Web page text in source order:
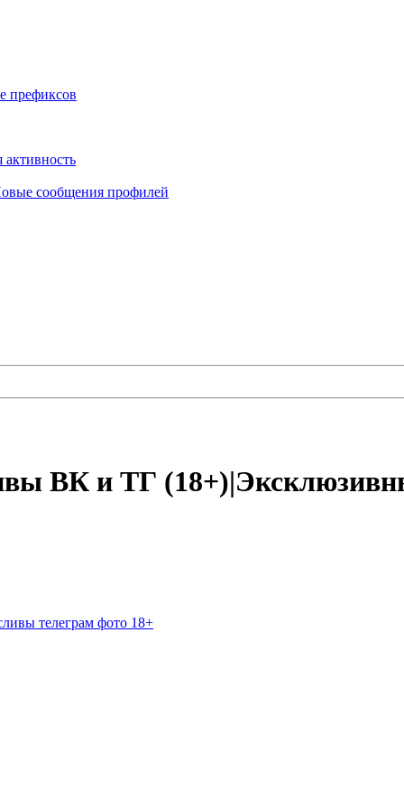
префиксов
активность
сообщения профилей
ВК и ТГ
телеграм фото 18+